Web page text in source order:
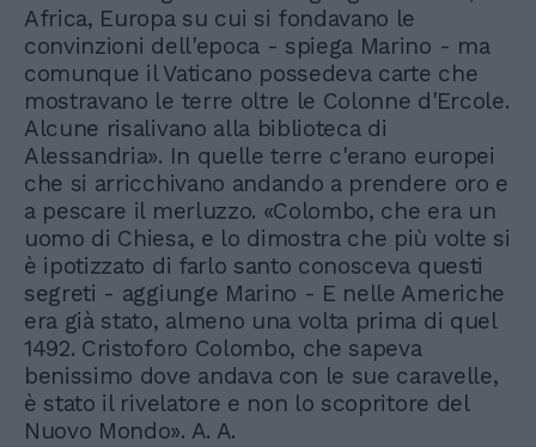
Africa, Europa su cui si fondavano le
convinzioni dell'epoca - spiega Marino - ma
comunque il Vaticano possedeva carte che
mostravano le terre oltre le Colonne d'Ercole.
Alcune risalivano alla biblioteca di
Alessandria». In quelle terre c'erano europei
che si arricchivano andando a prendere oro e
a pescare il merluzzo. «Colombo, che era un
uomo di Chiesa, e lo dimostra che più volte si
è ipotizzato di farlo santo conosceva questi
segreti - aggiunge Marino - E nelle Americhe
era già stato, almeno una volta prima di quel
1492. Cristoforo Colombo, che sapeva
benissimo dove andava con le sue caravelle,
è stato il rivelatore e non lo scopritore del
Nuovo Mondo». A. A.